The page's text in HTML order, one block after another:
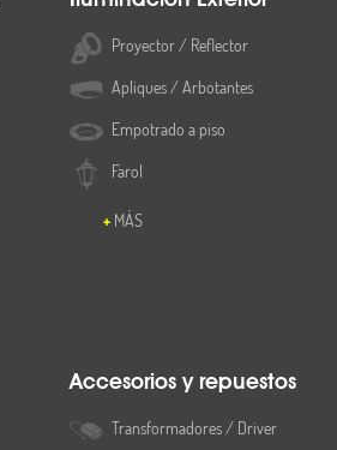
Proyector / Reflector
Apliques / Arbotantes
Empotrado a piso
Farol
MÁS
Accesorios y repuestos
Transformadores / Driver